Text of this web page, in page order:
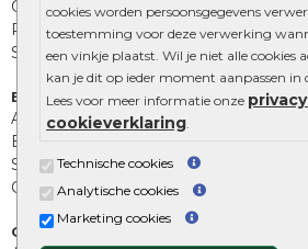
cookies worden persoonsgegevens
toestemming voor deze verwerking
een vinkje plaatst. Wil je niet alle cookies
kan je dit op ieder moment aanpassen in
Lees voor meer informatie onze
cookieverklaring
Technische cookies
Analytische cookies
Marketing cookies
Opsluitbanden
Palissades
Stapelblokken
Extra benodigdheden
Afwatering en diversen
Beplantings en betonelementen
Split, grind en zand
Oprit tegels
Overig